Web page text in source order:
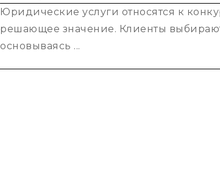
августа,
Юридические услуги относятся к
решающее значение. Клиенты
основываясь ...